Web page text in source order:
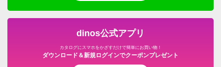
dinos公式アプリ
カタログにスマホをかざすだけで簡単にお買い物！
ダウンロード＆新規ログインでクーポンプレゼント